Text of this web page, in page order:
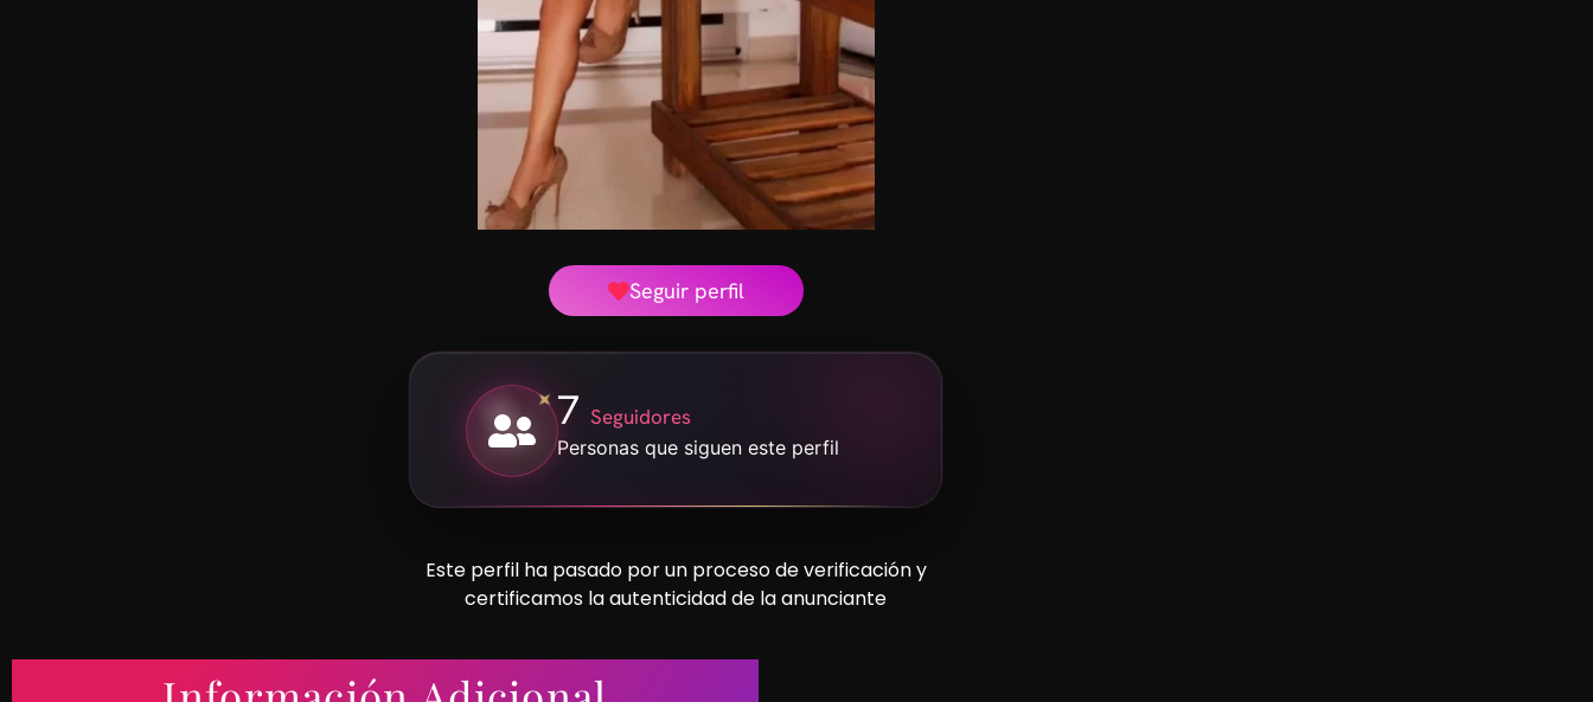
Seguir perfil
7 Seguidores
Personas que siguen este perfil
Este perfil ha pasado por un proceso de verificación y
certificamos la autenticidad de la anunciante